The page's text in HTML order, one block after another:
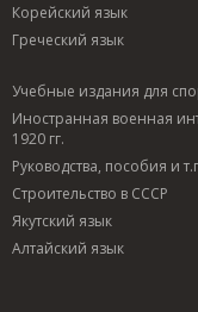
Корейский язык
Греческий язык
Учебные издания для
Иностранная военная
1920 гг.
Руководства, пособия и
Строительство в СССР
Якутский язык
Алтайский язык